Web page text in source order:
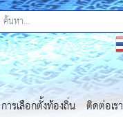
การเลือกตั้งท้องถิ่น ติดต่อเรา